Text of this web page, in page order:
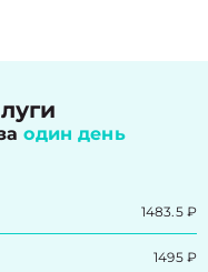
один день
1483.5 ₽
1495 ₽